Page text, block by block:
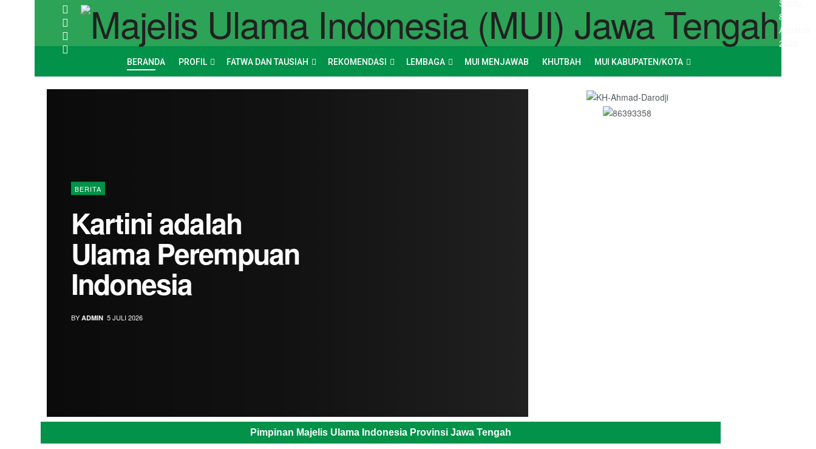
Sabtu,
8
Agustus
2026
BERANDA PROFIL FATWA DAN TAUSIAH REKOMENDASI LEMBAGA MUI MENJAWAB KHUTBAH MUI KABUPATEN/KOTA
BERITA
Kartini adalah
Ulama Perempuan
Indonesia
BYADMIN 5 JULI 2026
Pimpinan Majelis Ulama Indonesia Provinsi Jawa Tengah